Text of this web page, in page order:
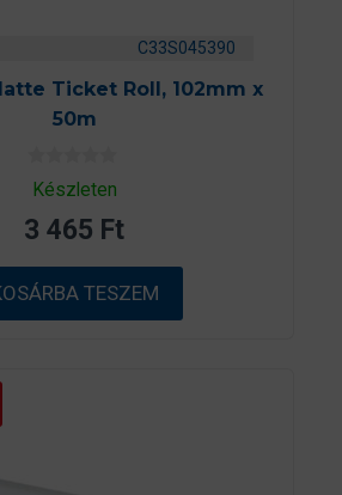
C33S045390
Ticket Roll, 102mm x
50m
0
a
5
b
ő
l
Készleten
3 465 Ft
TESZEM